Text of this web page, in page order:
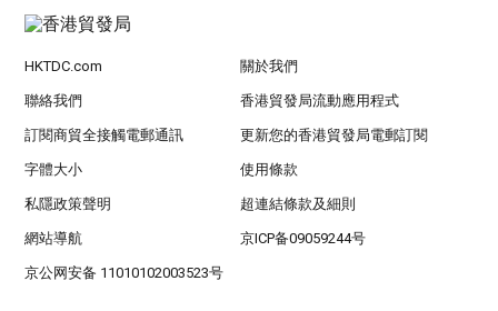
HKTDC.com 關於我們
聯絡我們 香港貿發局流動應用程式
訂閱商貿全接觸電郵通訊 更新您的香港貿發局電郵訂閱
字體大小 使用條款
私隱政策聲明 超連結條款及細則
網站導航 京ICP备09059244号
京公网安备 11010102003523号